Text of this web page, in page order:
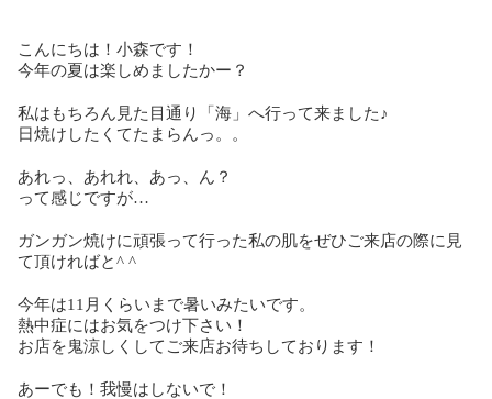
こんにちは！小森です！
今年の夏は楽しめましたかー？
私はもちろん見た目通り「海」へ行って来ました♪
日焼けしたくてたまらんっ。。
あれっ、あれれ、あっ、ん？
って感じですが…
ガンガン焼けに頑張って行った私の肌をぜひご来店の際に見
て頂ければと^ ^
今年は11月くらいまで暑いみたいです。
熱中症にはお気をつけ下さい！
お店を鬼涼しくしてご来店お待ちしております！
あーでも！我慢はしないで！